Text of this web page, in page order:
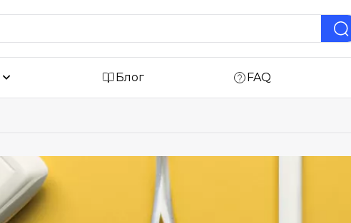
Блог FAQ